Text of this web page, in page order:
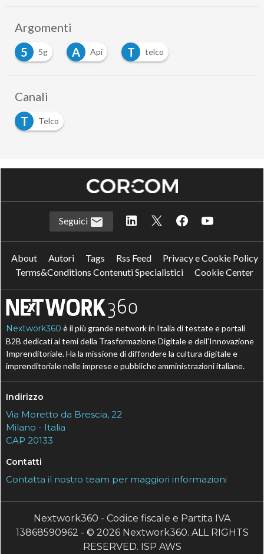
Argomenti
5
5g A Api T telco
Canali
T
Telco
Seguici
About Autori Tags Rss Feed
Privacy e Cookie Policy
Terms&Conditions Contenuti Specialistici
Cookie Center
Nextwork360 è il più grande network in Italia di testate e portali
B2B dedicati ai temi della Trasformazione Digitale e dell’Innovazione
Imprenditoriale. Ha la missione di diffondere la cultura digitale e
imprenditoriale nelle imprese e pubbliche amministrazioni italiane.
Indirizzo
Via Moretto da Brescia, 22
Milano - Italia
CAP 20133
Contatti
Contatta il nostro team per maggiori informazioni
Nextwork360 - Codice fiscale e Partita IVA
13868590962 - © 2026 Nextwork360. ALL RIGHTS
RESERVED. ISP AWS